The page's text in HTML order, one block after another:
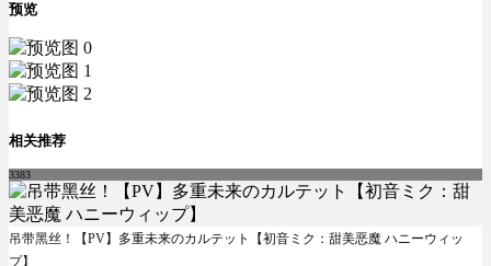
预览
相关推荐
3383
吊带黑丝！【PV】多重未来のカルテット【初音ミク：甜美恶魔 ハニーウィッ
プ】